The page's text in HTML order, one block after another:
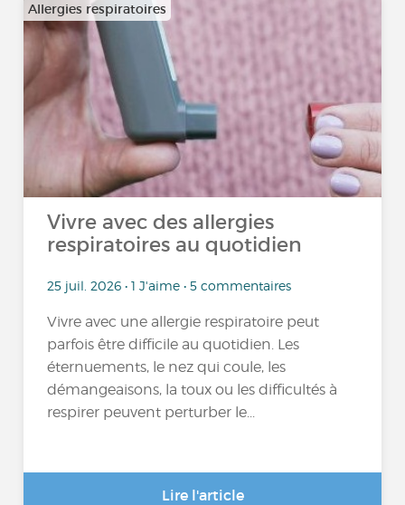
Allergies respiratoires
Vivre avec des allergies
respiratoires au quotidien
25 juil. 2026 • 1 J'aime • 5 commentaires
Vivre avec une allergie respiratoire peut
parfois être difficile au quotidien. Les
éternuements, le nez qui coule, les
démangeaisons, la toux ou les difficultés à
respirer peuvent perturber le...
Lire l'article